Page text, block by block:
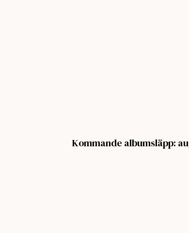
Kommande albumsläpp: